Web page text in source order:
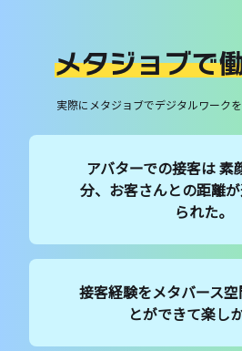
メタジョブで
実際にメタジョブでデジタルワーク
アバターでの接客は 素
分、お客さんとの距離
られた。
接客経験をメタバース
とができて楽し